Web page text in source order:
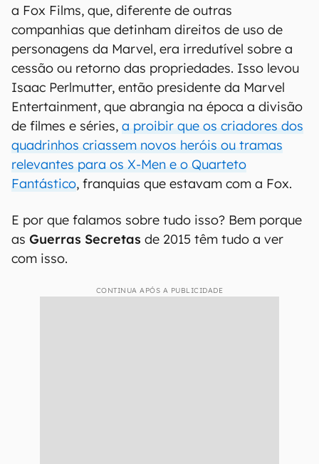
a Fox Films, que, diferente de outras
companhias que detinham direitos de uso de
personagens da Marvel, era irredutível sobre a
cessão ou retorno das propriedades. Isso levou
Isaac Perlmutter, então presidente da Marvel
Entertainment, que abrangia na época a divisão
de filmes e séries, a proibir que os criadores dos
quadrinhos criassem novos heróis ou tramas
relevantes para os X-Men e o Quarteto
Fantástico, franquias que estavam com a Fox.
E por que falamos sobre tudo isso? Bem porque
as Guerras Secretas de 2015 têm tudo a ver
com isso.
CONTINUA APÓS A PUBLICIDADE